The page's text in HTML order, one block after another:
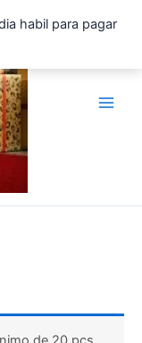
habil para pagar